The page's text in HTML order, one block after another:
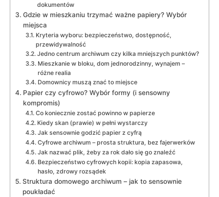
dokumentów
Gdzie w mieszkaniu trzymać ważne papiery? Wybór
miejsca
Kryteria wyboru: bezpieczeństwo, dostępność,
przewidywalność
Jedno centrum archiwum czy kilka mniejszych punktów?
Mieszkanie w bloku, dom jednorodzinny, wynajem –
różne realia
Domownicy muszą znać to miejsce
Papier czy cyfrowo? Wybór formy (i sensowny
kompromis)
Co koniecznie zostać powinno w papierze
Kiedy skan (prawie) w pełni wystarczy
Jak sensownie godzić papier z cyfrą
Cyfrowe archiwum – prosta struktura, bez fajerwerków
Jak nazwać plik, żeby za rok dało się go znaleźć
Bezpieczeństwo cyfrowych kopii: kopia zapasowa,
hasło, zdrowy rozsądek
Struktura domowego archiwum – jak to sensownie
poukładać